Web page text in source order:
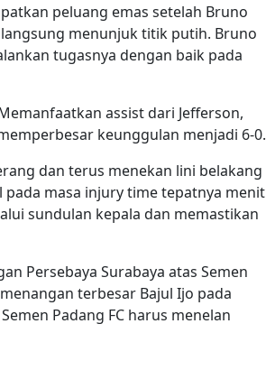
peluang emas setelah Bruno
menunjuk titik putih. Bruno
tugasnya dengan baik pada
assist dari Jefferson,
keunggulan menjadi 6-0.
dan terus menekan lini belakang
pada masa injury time tepatnya menit
sundulan kepala dan memastikan
Persebaya Surabaya atas Semen
terbesar Bajul Ijo pada
Padang FC harus menelan